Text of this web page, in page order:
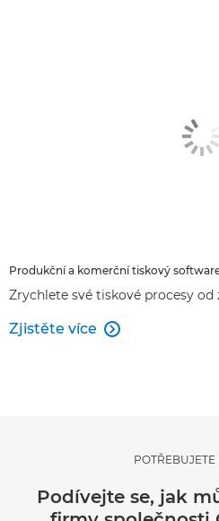
Produkční a komerční tiskový
Zrychlete své tiskové procesy od
Zjistěte více 
Podívejte se, jak